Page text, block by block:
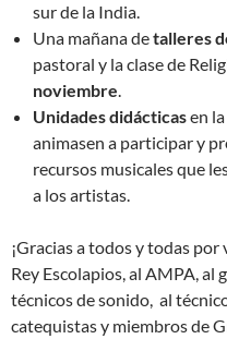
sur de la India.
Una mañana detalleres
pastoral y la clase de
noviembre.
Unidades didácticasen
animasen a participar y
recursos musicales que
a los artistas.
¡Gracias a todos y todas
Rey Escolapios, al AMPA, al
técnicos de sonido, al
catequistas y miembros de